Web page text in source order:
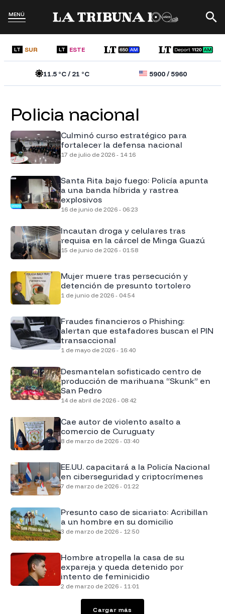
MENÚ
LT SUR LT ESTE
11.5 °C /21 °C 5900/5960
policia nacional
Culminó curso estratégico para
fortalecer la defensa nacional
17 de julio de 2026 - 14:16
Santa Rita bajo fuego: Policía apunta
a una banda híbrida y rastrea
explosivos
16 de junio de 2026 - 06:23
Incautan droga y celulares tras
requisa en la cárcel de Minga Guazú
15 de junio de 2026 - 01:58
Mujer muere tras persecución y
detención de presunto tortolero
1 de junio de 2026 - 04:54
Fraudes financieros o Phishing:
alertan que estafadores buscan el PIN
transaccional
1 de mayo de 2026 - 16:40
Desmantelan sofisticado centro de
producción de marihuana “Skunk” en
San Pedro
14 de abril de 2026 - 08:42
Cae autor de violento asalto a
comercio de Curuguaty
8 de marzo de 2026 - 03:40
EE.UU. capacitará a la Policía Nacional
en ciberseguridad y criptocrímenes
7 de marzo de 2026 - 01:22
Presunto caso de sicariato: Acribillan
a un hombre en su domicilio
3 de marzo de 2026 - 12:50
Hombre atropella la casa de su
expareja y queda detenido por
intento de feminicidio
2 de marzo de 2026 - 11:01
Cargar más